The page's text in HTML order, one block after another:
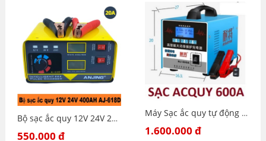
Bộ sạc ắc quy 12V 24V 20A 400AH tự ngắt thông minh AJ-618D-NEW
550.000 đ
Máy Sạc ắc quy tự động NJ 600A-12V-24V- Sạc Công Suất Lớn 2Ah-600Ah CÓ MÀN HÌNH LCD Báo Volt Dòng Sạc - 600A
1.600.000 đ